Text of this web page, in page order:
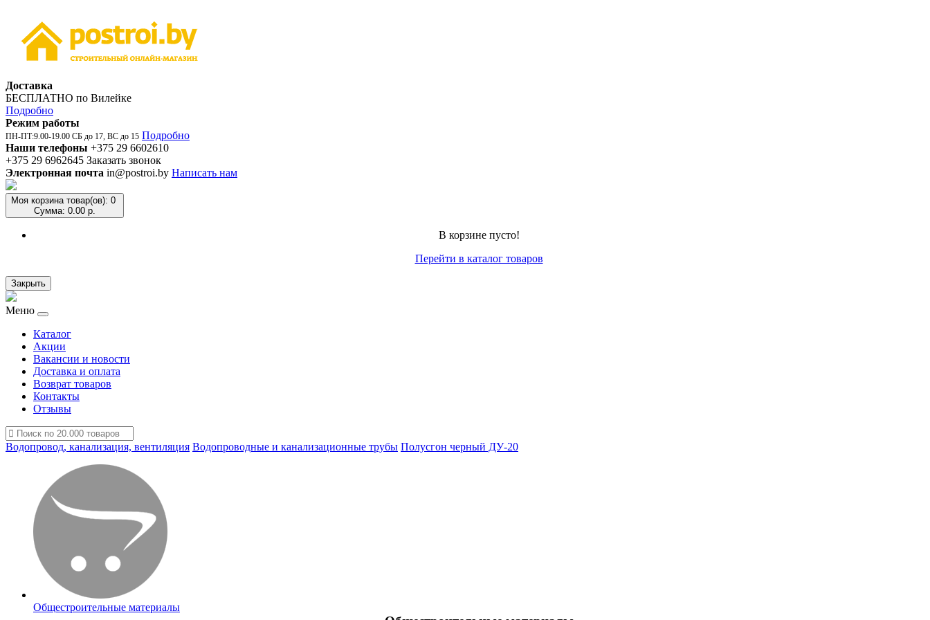
Доставка
БЕСПЛАТНО по Вилейке
Подробно
Режим работы
ПН-ПТ:9.00-19.00 СБ до 17, ВС до 15 Подробно
Наши телефоны +375 29 6602610
+375 29 6962645 Заказать звонок
Электронная почта in@postroi.by Написать нам
Моя корзина товар(ов): 0
Сумма: 0.00 р.
В корзине пусто!
Перейти в каталог товаров
Закрыть
Меню
Каталог
Акции
Вакансии и новости
Доставка и оплата
Возврат товаров
Контакты
Отзывы
Водопровод, канализация, вентиляция Водопроводные и канализационные трубы Полусгон черный ДУ-20
Общестроительные материалы